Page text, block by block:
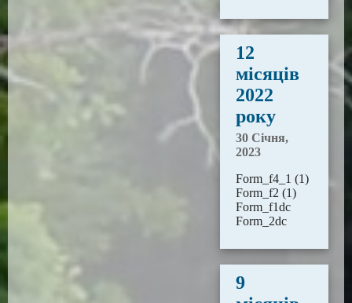
12
місяців
2022
року
30 Січня,
2023
Form_f4_1 (1)
Form_f2 (1)
Form_f1dc
Form_2dc
9